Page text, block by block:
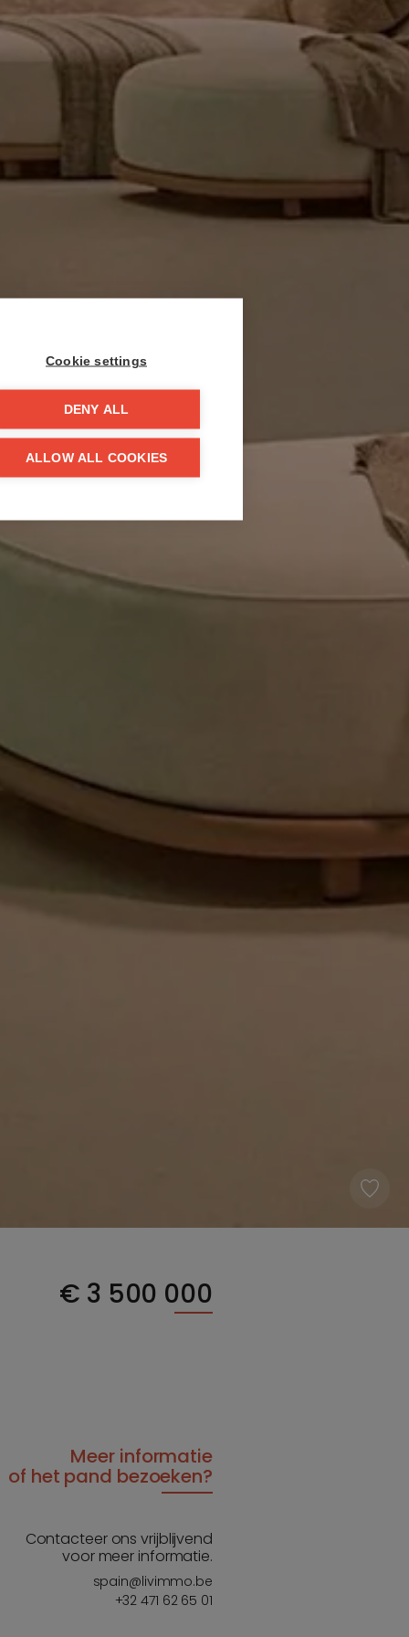
€ 3 500 000
Meer informatie
of het pand bezoeken?
Contacteer ons vrijblijvend
voor meer informatie.
spain@livimmo.be
+32 471 62 65 01
Cookie settings
DENY ALL
ALLOW ALL COOKIES